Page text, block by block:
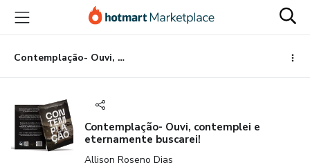
para
conteúdo
principal
para
pagamento
para
rodapé
Contemplação- Ouvi, contemplei e eternamente buscarei!
Contemplação- Ouvi, contemplei e
eternamente buscarei!
Allison Roseno Dias